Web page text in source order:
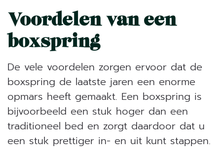
Voordelen van een
boxspring
De vele voordelen zorgen ervoor dat de
boxspring de laatste jaren een enorme
opmars heeft gemaakt. Een boxspring is
bijvoorbeeld een stuk hoger dan een
traditioneel bed en zorgt daardoor dat u
een stuk prettiger in- en uit kunt stappen.